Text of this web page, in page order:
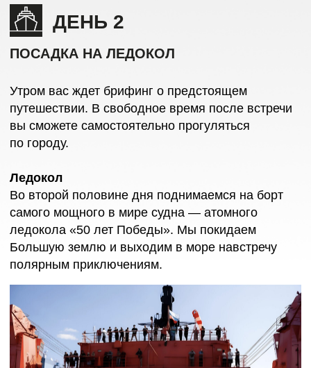
мы организуем полет на вертолете над идущим
во льдах атомоходом. Только представьте, какие
можно будет сделать фотографии!